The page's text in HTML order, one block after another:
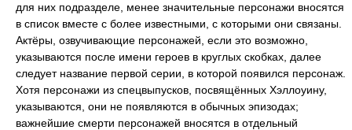
для них подразделе, менее значительные персонажи вносятся
в список вместе с более известными, с которыми они связаны.
Актёры, озвучивающие персонажей, если это возможно,
указываются после имени героев в круглых скобках, далее
следует название первой серии, в которой появился персонаж.
Хотя персонажи из спецвыпусков, посвящённых Хэллоуину,
указываются, они не появляются в обычных эпизодах;
важнейшие смерти персонажей вносятся в отдельный